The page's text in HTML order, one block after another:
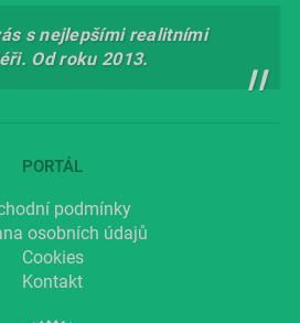
s nejlepšími realitními
Od roku 2013.
PORTÁL
podmínky
osobních údajů
Cookies
Kontakt